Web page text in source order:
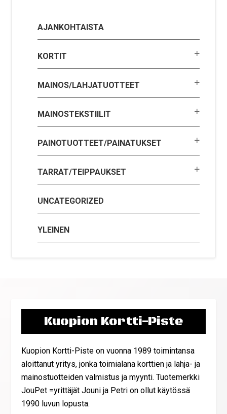
AJANKOHTAISTA
KORTIT
MAINOS/LAHJATUOTTEET
MAINOSTEKSTIILIT
PAINOTUOTTEET/PAINATUKSET
TARRAT/TEIPPAUKSET
UNCATEGORIZED
YLEINEN
Kuopion Kortti-Piste
Kuopion Kortti-Piste on vuonna 1989 toimintansa
aloittanut yritys, jonka toimialana korttien ja lahja- ja
mainostuotteiden valmistus ja myynti. Tuotemerkki
JouPet =yrittäjät Jouni ja Petri on ollut käytössä
1990 luvun lopusta.